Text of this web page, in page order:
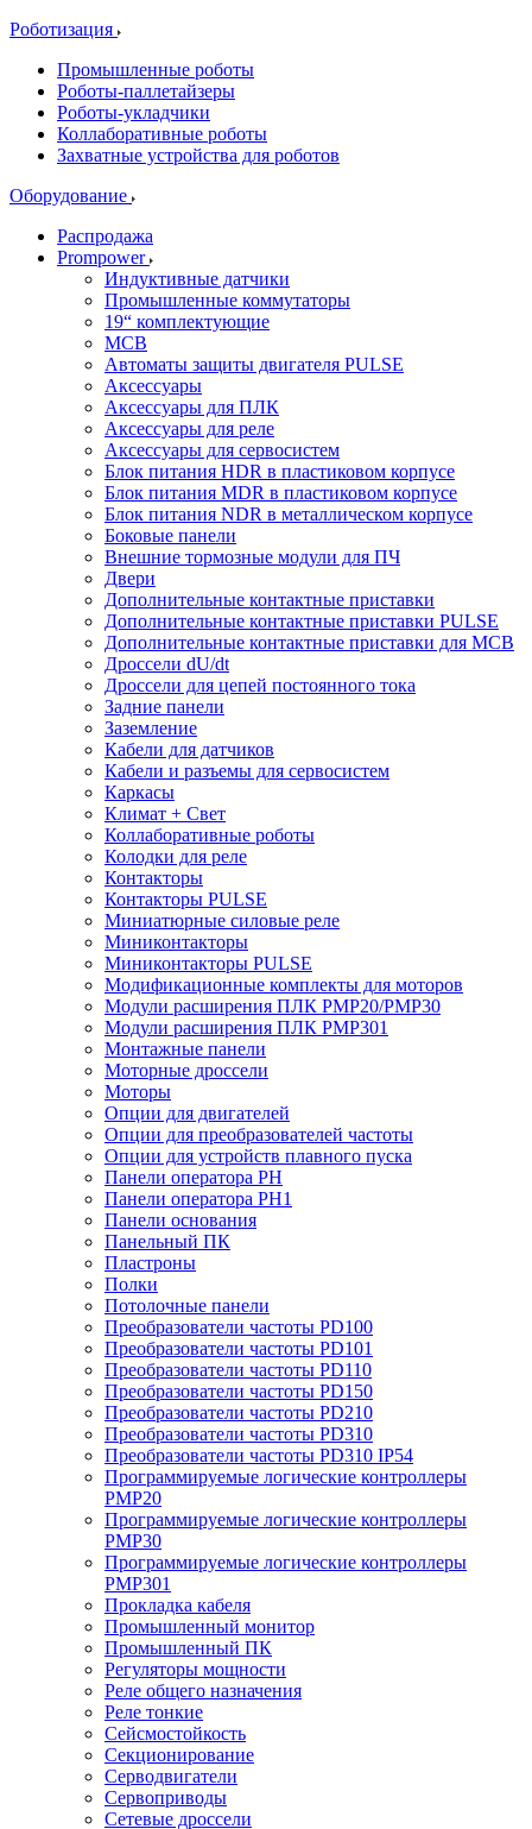
Роботизация
Промышленные роботы
Роботы-паллетайзеры
Роботы-укладчики
Коллаборативные роботы
Захватные устройства для роботов
Оборудование
Распродажа
Prompower
Индуктивные датчики
Промышленные коммутаторы
19“ комплектующие
MCB
Автоматы защиты двигателя PULSE
Аксессуары
Аксессуары для ПЛК
Аксессуары для реле
Аксессуары для сервосистем
Блок питания HDR в пластиковом корпусе
Блок питания MDR в пластиковом корпусе
Блок питания NDR в металлическом корпусе
Боковые панели
Внешние тормозные модули для ПЧ
Двери
Дополнительные контактные приставки
Дополнительные контактные приставки PULSE
Дополнительные контактные приставки для MCB
Дроссели dU/dt
Дроссели для цепей постоянного тока
Задние панели
Заземление
Кабели для датчиков
Кабели и разъемы для сервосистем
Каркасы
Климат + Свет
Коллаборативные роботы
Колодки для реле
Контакторы
Контакторы PULSE
Миниатюрные силовые реле
Миниконтакторы
Миниконтакторы PULSE
Модификационные комплекты для моторов
Модули расширения ПЛК PMP20/PMP30
Модули расширения ПЛК PMP301
Монтажные панели
Моторные дроссели
Моторы
Опции для двигателей
Опции для преобразователей частоты
Опции для устройств плавного пуска
Панели оператора PH
Панели оператора PH1
Панели основания
Панельный ПК
Пластроны
Полки
Потолочные панели
Преобразователи частоты PD100
Преобразователи частоты PD101
Преобразователи частоты PD110
Преобразователи частоты PD150
Преобразователи частоты PD210
Преобразователи частоты PD310
Преобразователи частоты PD310 IP54
Программируемые логические контроллеры
PMP20
Программируемые логические контроллеры
PMP30
Программируемые логические контроллеры
PMP301
Прокладка кабеля
Промышленный монитор
Промышленный ПК
Регуляторы мощности
Реле общего назначения
Реле тонкие
Сейсмостойкость
Секционирование
Серводвигатели
Сервоприводы
Сетевые дроссели